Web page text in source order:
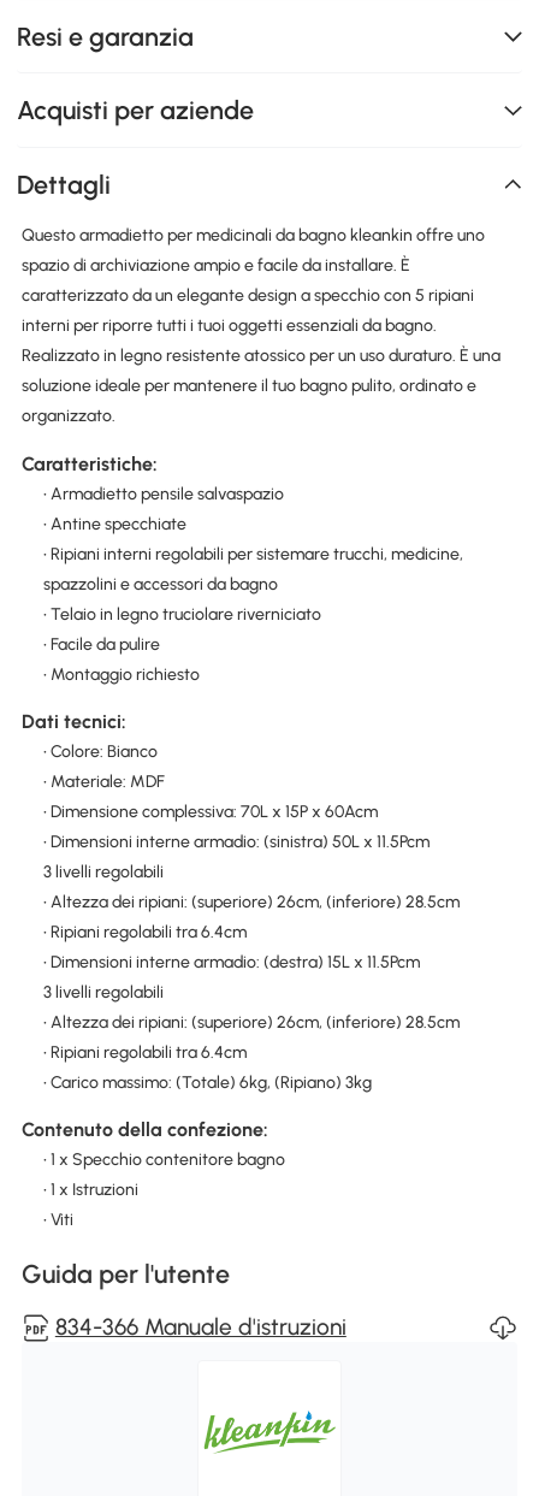
Resi e garanzia
Acquisti per aziende
Dettagli
Questo armadietto per medicinali da bagno kleankin offre uno
spazio di archiviazione ampio e facile da installare. È
caratterizzato da un elegante design a specchio con 5 ripiani
interni per riporre tutti i tuoi oggetti essenziali da bagno.
Realizzato in legno resistente atossico per un uso duraturo. È una
soluzione ideale per mantenere il tuo bagno pulito, ordinato e
organizzato.
Caratteristiche:
• Armadietto pensile salvaspazio
• Antine specchiate
• Ripiani interni regolabili per sistemare trucchi, medicine,
spazzolini e accessori da bagno
• Telaio in legno truciolare riverniciato
• Facile da pulire
• Montaggio richiesto
Dati tecnici:
• Colore: Bianco
• Materiale: MDF
• Dimensione complessiva: 70L x 15P x 60Acm
• Dimensioni interne armadio: (sinistra) 50L x 11.5Pcm
3 livelli regolabili
• Altezza dei ripiani: (superiore) 26cm, (inferiore) 28.5cm
• Ripiani regolabili tra 6.4cm
• Dimensioni interne armadio: (destra) 15L x 11.5Pcm
3 livelli regolabili
• Altezza dei ripiani: (superiore) 26cm, (inferiore) 28.5cm
• Ripiani regolabili tra 6.4cm
• Carico massimo: (Totale) 6kg, (Ripiano) 3kg
Contenuto della confezione:
• 1 x Specchio contenitore bagno
• 1 x Istruzioni
• Viti
Guida per l'utente
834-366 Manuale d'istruzioni